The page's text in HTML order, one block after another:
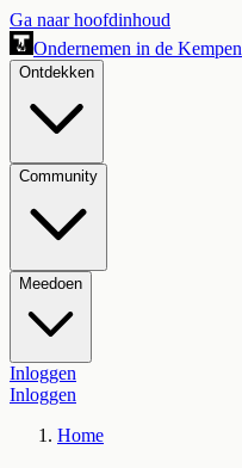
Ga naar hoofdinhoud
Ondernemen in de Kempen
Ontdekken
Community
Meedoen
Inloggen
Inloggen
Home